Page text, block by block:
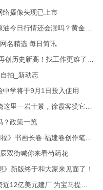
络摄像头现已上市
名精选 每日简讯
拍_新动态
中学将于9月1日投入使用
？政策一览
双街喊你来看芍药花
新版终于和大家来见面了！